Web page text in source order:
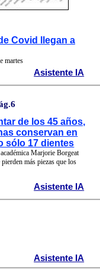
Covid llegan a
martes
Asistente IA
de los 45 años,
conservan en
sólo 17 dientes
Marjorie Borgeat
más piezas que los
Asistente IA
Asistente IA